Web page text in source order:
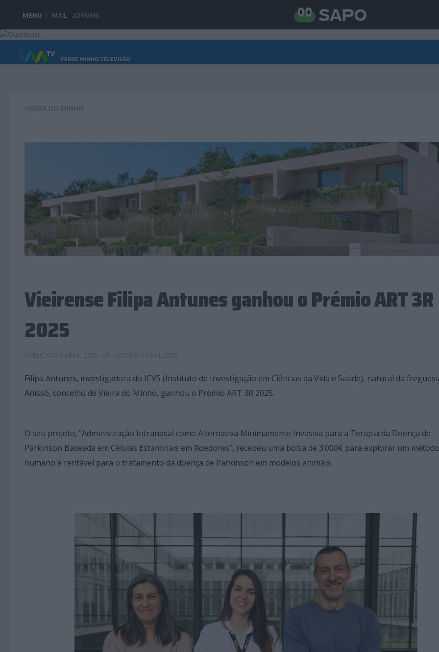
MENU MAIL JORNAIS
Skip to content
Vieirense Filipa Antunes ganhou o Prémio ART 3R
2025
Filipa Antunes, investigadora do ICVS (Instituto de Investigação em​ Ciências da Vida e Saúde), natural da
Anissó, concelho de Vieira do Minho, ganhou o Prémio ART 3R 2025.
O seu projeto, “Administração Intranasal como Alternativa Minimamente Invasiva para a Terapia da Doença de
Parkinson Baseada em Células Estaminais em Roedores”, recebeu uma bolsa de 3.000€ para explorar um
humano e rentável para o tratamento da doença de Parkinson em modelos animais.